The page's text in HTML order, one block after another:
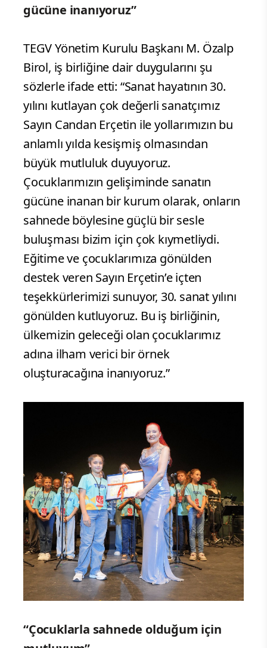
gücüne inanıyoruz”
TEGV Yönetim Kurulu Başkanı M. Özalp
Birol, iş birliğine dair duygularını şu
sözlerle ifade etti: “Sanat hayatının 30.
yılını kutlayan çok değerli sanatçımız
Sayın Candan Erçetin ile yollarımızın bu
anlamlı yılda kesişmiş olmasından
büyük mutluluk duyuyoruz.
Çocuklarımızın gelişiminde sanatın
gücüne inanan bir kurum olarak, onların
sahnede böylesine güçlü bir sesle
buluşması bizim için çok kıymetliydi.
Eğitime ve çocuklarımıza gönülden
destek veren Sayın Erçetin’e içten
teşekkürlerimizi sunuyor, 30. sanat yılını
gönülden kutluyoruz. Bu iş birliğinin,
ülkemizin geleceği olan çocuklarımız
adına ilham verici bir örnek
oluşturacağına inanıyoruz.”
“Çocuklarla sahnede olduğum için